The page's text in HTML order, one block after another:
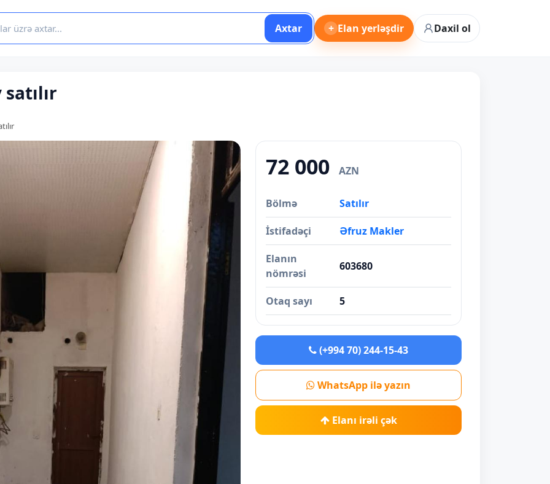
Axtar + Elan yerləşdir Daxil ol
72 000 AZN
Bölmə Satılır
İstifadəçi Əfruz Makler
Elanın
nömrəsi
603680
Otaq sayı 5
(+994 70) 244-15-43
WhatsApp ilə yazın
Elanı irəli çək